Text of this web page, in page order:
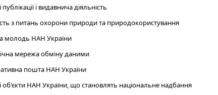
і видавнича діяльність
з питань охорони природи та природокористування
молодь НАН України
мережа обміну даними
пошта НАН України
об'єкти НАН України, що становлять національне надбання